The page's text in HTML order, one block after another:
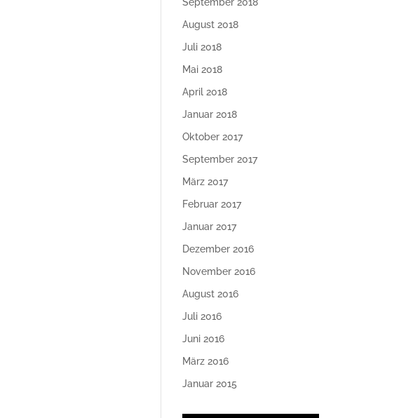
August 2018
Juli 2018
Mai 2018
April 2018
Januar 2018
Oktober 2017
September 2017
März 2017
Februar 2017
Januar 2017
Dezember 2016
November 2016
August 2016
Juli 2016
Juni 2016
März 2016
Januar 2015